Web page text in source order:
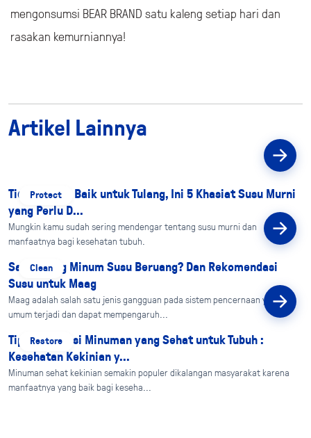
mengonsumsi BEAR BRAND satu kaleng setiap hari dan
rasakan kemurniannya!
Artikel Lainnya
Protect
Tidak Hanya Baik untuk Tulang, Ini 5 Khasiat Susu Murni
yang Perlu D...
Mungkin kamu sudah sering mendengar tentang susu murni dan
manfaatnya bagi kesehatan tubuh.
Clean
Sakit Maag Minum Susu Beruang? Dan Rekomendasi
Susu untuk Maag
Maag adalah salah satu jenis gangguan pada sistem pencernaan yang
umum terjadi dan dapat mempengaruh...
Restore
Tips Konsumsi Minuman yang Sehat untuk Tubuh :
Kesehatan Kekinian y...
Minuman sehat kekinian semakin populer dikalangan masyarakat karena
manfaatnya yang baik bagi keseha...